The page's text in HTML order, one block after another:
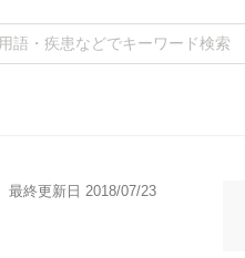
最終更新日 2018/07/23